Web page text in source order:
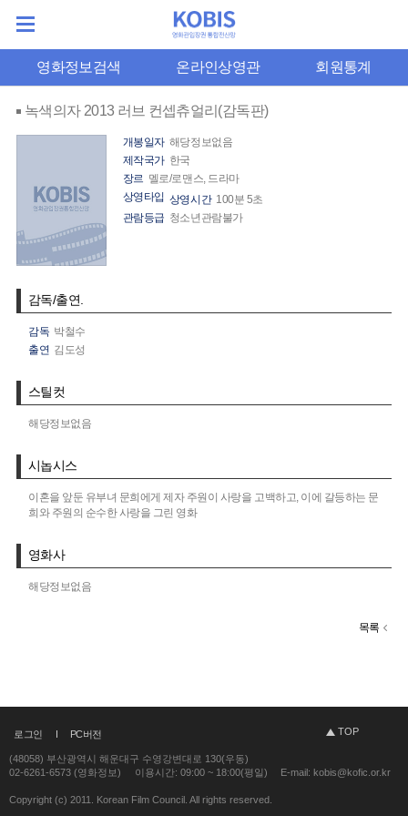
영화정보검색 온라인상영관 회원통계
녹색의자 2013 러브 컨셉츄얼리(감독판)
개봉일자 해당정보없음
제작국가 한국
장르 멜로/로맨스, 드라마
상영타입 상영시간 100분 5초
관람등급 청소년관람불가
감독/출연.
감독 박철수
출연 김도성
스틸컷
해당정보없음
시놉시스
이혼을 앞둔 유부녀 문희에게 제자 주원이 사랑을 고백하고, 이에 갈등하는 문
희와 주원의 순수한 사랑을 그린 영화
영화사
해당정보없음
목록
로그인 PC버전 TOP
(48058) 부산광역시 해운대구 수영강변대로 130(우동)
02-6261-6573 (영화정보)
이용시간: 09:00 ~ 18:00(평일) E-mail: kobis@kofic.or.kr
Copyright (c) 2011. Korean Film Council. All rights reserved.